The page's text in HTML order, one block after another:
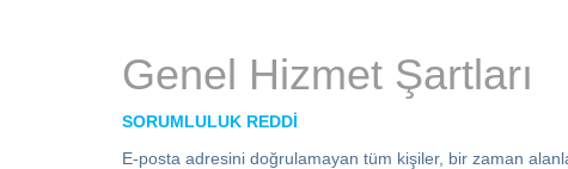
Genel Hizmet Şartları
SORUMLULUK REDDİ
E-posta adresini doğrulamayan tüm kişiler, bir zaman